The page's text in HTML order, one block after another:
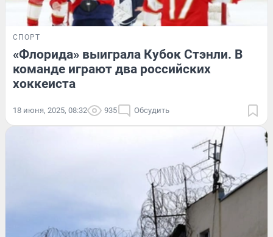
СПОРТ
«Флорида» выиграла Кубок Стэнли. В
команде играют два российских
хоккеиста
18 июня, 2025, 08:32 935 Обсудить